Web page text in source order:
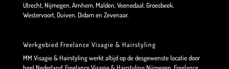
Utrecht, Nijmegen, Arnhem, Malden, Veenedaal, Groesbeek,
Westervoort, Duiven, Didam en Zevenaar.
Werkgebied Freelance Visagie & Hairstyling
MM Visagie & Hairstyling werkt altijd op de desgewenste locatie door